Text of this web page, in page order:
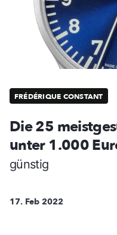
FRÉDÉRIQUE CONSTANT
Die 25
unter 1.000
günstig
17. Feb 2022